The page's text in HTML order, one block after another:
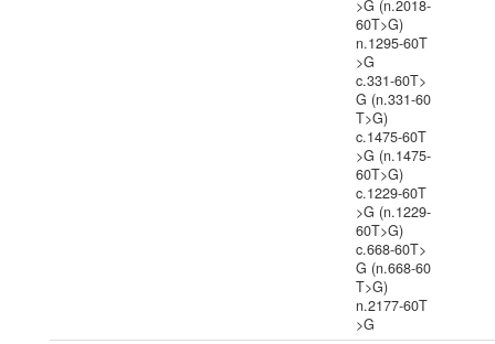
>G (n.2018-
60T>G)
n.1295-60T
>G
c.331-60T>
G (n.331-60
T>G)
c.1475-60T
>G (n.1475-
60T>G)
c.1229-60T
>G (n.1229-
60T>G)
c.668-60T>
G (n.668-60
T>G)
n.2177-60T
>G